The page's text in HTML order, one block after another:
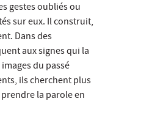
gestes oubliés ou
sur eux. Il construit,
Dans des
aux signes qui la
du passé
ils cherchent plus
la parole en